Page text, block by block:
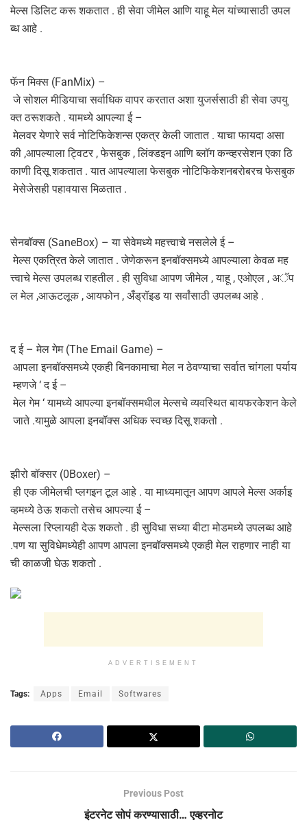
मेल्स डिलिट करू शकतात . ही सेवा जीमेल आणि याहू मेल यांच्यासाठी उपल
ब्ध आहे .
फॅन मिक्स (FanMix) –
जे सोशल मीडियाचा सर्वाधिक वापर करतात अशा युजर्ससाठी ही सेवा उपयु
क्त ठरूशकते . यामध्ये आपल्या ई –
मेलवर येणारे सर्व नोटिफिकेशन्स एकत्र केली जातात . याचा फायदा असा
की ,आपल्याला ट्विटर , फेसबुक , लिंक्डइन आणि ब्लॉग कन्व्हरसेशन एका ठि
काणी दिसू शकतात . यात आपल्याला फेसबुक नोटिफिकेशनबरोबरच फेसबुक
मेसेजेसही पहावयास मिळतात .
सेनबॉक्स (SaneBox) – या सेवेमध्ये महत्त्वाचे नसलेले ई –
मेल्स एकत्रित केले जातात . जेणेकरून इनबॉक्समध्ये आपल्याला केवळ मह
त्त्वाचे मेल्स उपलब्ध राहतील . ही सुविधा आपण जीमेल , याहू , एओएल , अॅप
ल मेल ,आऊटलूक , आयफोन , अँड्रॉइड या सर्वांसाठी उपलब्ध आहे .
द ई – मेल गेम (The Email Game) –
आपला इनबॉक्समध्ये एकही बिनकामाचा मेल न ठेवण्याचा सर्वात चांगला पर्याय
म्हणजे ‘ द ई –
मेल गेम ‘ यामध्ये आपल्या इनबॉक्समधील मेल्सचे व्यवस्थित बायफरकेशन केले
जाते .यामुळे आपला इनबॉक्स अधिक स्वच्छ दिसू शकतो .
झीरो बॉक्सर (0Boxer) –
ही एक जीमेलची प्लगइन टूल आहे . या माध्यमातून आपण आपले मेल्स अर्काइ
व्हमध्ये ठेऊ शकतो तसेच आपल्या ई –
मेल्सला रिप्लायही देऊ शकतो . ही सुविधा सध्या बीटा मोडमध्ये उपलब्ध आहे
.पण या सुविधेमध्येही आपण आपला इनबॉक्समध्ये एकही मेल राहणार नाही या
ची काळजी घेऊ शकतो .
ADVERTISEMENT
Tags: Apps Email Softwares
Previous Post
इंटरनेट सोपं करण्यासाठी… एव्हरनोट